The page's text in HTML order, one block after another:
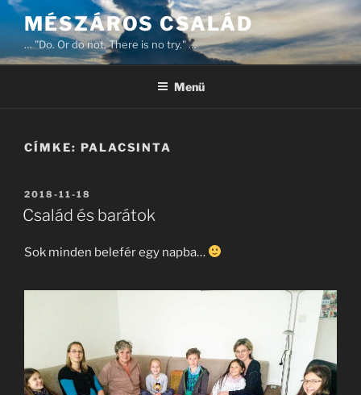
Tartalomhoz
MÉSZÁROS CSALÁD
… "Do. Or do not. There is no try." …
Menü
CÍMKE: PALACSINTA
BEKÜLDVE:
2018-11-18
Család és barátok
Sok minden belefér egy napba…